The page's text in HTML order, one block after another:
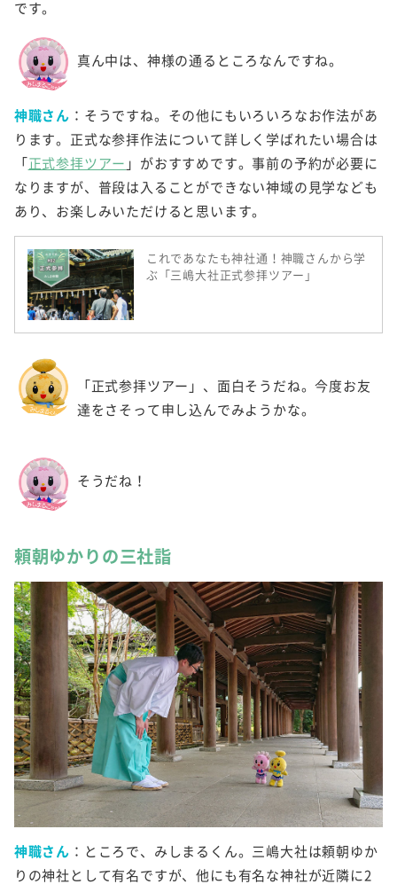
です。
真ん中は、神様の通るところなんですね。
神職さん ：そうですね。その他にもいろいろなお作法があ
ります。正式な参拝作法について詳しく学ばれたい場合は
「正式参拝ツアー 」がおすすめです。事前の予約が必要に
なりますが、普段は入ることができない神域の見学なども
あり、お楽しみいただけると思います。
これであなたも神社通！神職さんから学
ぶ「三嶋大社正式参拝ツアー」
「正式参拝ツアー」、面白そうだね。今度お友
達をさそって申し込んでみようかな。
そうだね！
頼朝ゆかりの三社詣
神職さん ：ところで、みしまるくん。三嶋大社は頼朝ゆか
りの神社として有名ですが、他にも有名な神社が近隣に2